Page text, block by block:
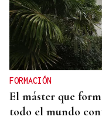
FORMACIÓN
El máster que
todo el mundo